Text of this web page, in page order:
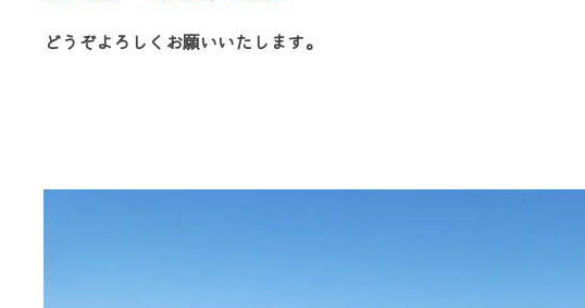
どうぞよろしくお願いいたします。